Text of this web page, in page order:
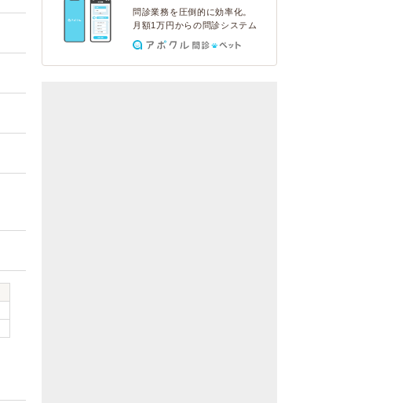
問診業務を圧倒的に効率化。
月額1万円からの問診システム